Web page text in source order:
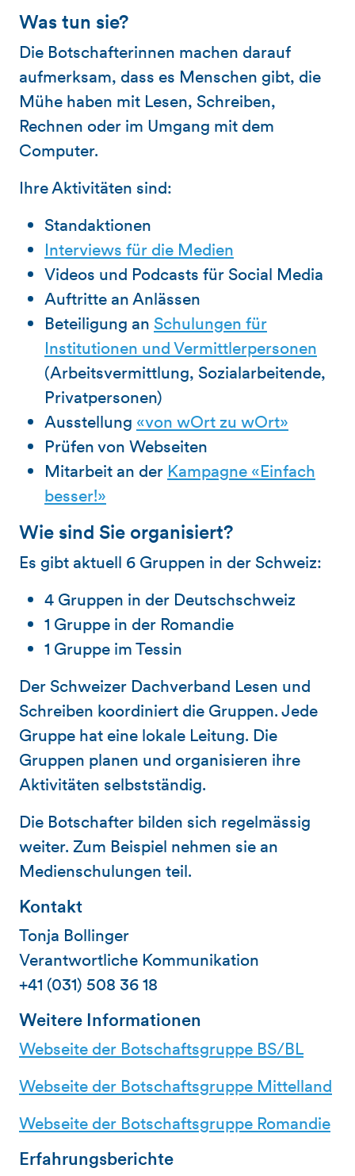
Was tun sie?
Die Botschafterinnen machen darauf
aufmerksam, dass es Menschen gibt, die
Mühe haben mit Lesen, Schreiben,
Rechnen oder im Umgang mit dem
Computer.
Ihre Aktivitäten sind:
Standaktionen
Interviews für die Medien
Videos und Podcasts für Social Media
Auftritte an Anlässen
Beteiligung an Schulungen für
Institutionen und Vermittlerpersonen
(Arbeitsvermittlung, Sozialarbeitende,
Privatpersonen)
Ausstellung «von wOrt zu wOrt»
Prüfen von Webseiten
Mitarbeit an der Kampagne «Einfach
besser!»
Wie sind Sie organisiert?
Es gibt aktuell 6 Gruppen in der Schweiz:
4 Gruppen in der Deutschschweiz
1 Gruppe in der Romandie
1 Gruppe im Tessin
Der Schweizer Dachverband Lesen und
Schreiben koordiniert die Gruppen. Jede
Gruppe hat eine lokale Leitung. Die
Gruppen planen und organisieren ihre
Aktivitäten selbstständig.
Die Botschafter bilden sich regelmässig
weiter. Zum Beispiel nehmen sie an
Medienschulungen teil.
Kontakt
Tonja Bollinger
Verantwortliche Kommunikation
+41 (031) 508 36 18
Weitere Informationen
Webseite der Botschaftsgruppe BS/BL
Webseite der Botschaftsgruppe Mittelland
Webseite der Botschaftsgruppe Romandie
Erfahrungsberichte